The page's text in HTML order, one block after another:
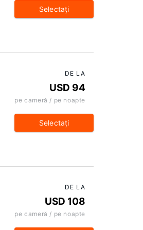
Selectaţi
DE LA
USD 94
pe cameră / pe noapte
Selectaţi
DE LA
USD 108
pe cameră / pe noapte